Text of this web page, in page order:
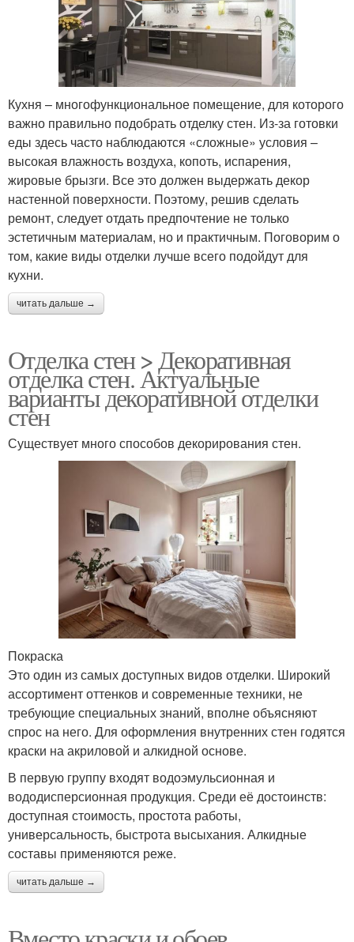
Кухня – многофункциональное помещение, для которого
важно правильно подобрать отделку стен. Из-за готовки
еды здесь часто наблюдаются «сложные» условия –
высокая влажность воздуха, копоть, испарения,
жировые брызги. Все это должен выдержать декор
настенной поверхности. Поэтому, решив сделать
ремонт, следует отдать предпочтение не только
эстетичным материалам, но и практичным. Поговорим о
том, какие виды отделки лучше всего подойдут для
кухни.
читать дальше →
Отделка стен > Декоративная
отделка стен. Актуальные
варианты декоративной отделки
стен
Существует много способов декорирования стен.
Покраска
Это один из самых доступных видов отделки. Широкий
ассортимент оттенков и современные техники, не
требующие специальных знаний, вполне объясняют
спрос на него. Для оформления внутренних стен годятся
краски на акриловой и алкидной основе.
В первую группу входят водоэмульсионная и
вододисперсионная продукция. Среди её достоинств:
доступная стоимость, простота работы,
универсальность, быстрота высыхания. Алкидные
составы применяются реже.
читать дальше →